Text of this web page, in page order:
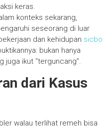
keras.
konteks sekarang,
seseorang di luar
dan kehidupan sicbo
bukan hanya
juga ikut “terguncang”.
dari Kasus
walau terlihat remeh bisa